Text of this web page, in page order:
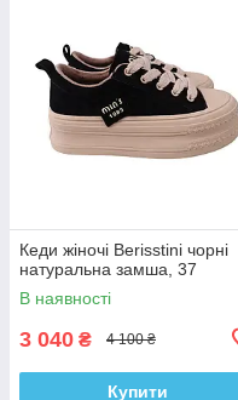
Кеди жіночі Berisstini чорні
натуральна замша, 37
В наявності
3 040 ₴ 4 100 ₴
Купити